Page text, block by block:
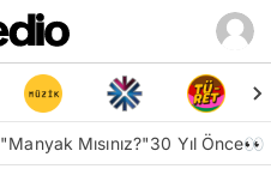
"Manyak Mısınız?"30 Yıl Önce👀